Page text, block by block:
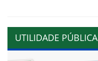
UTILIDADE PÚBLICA